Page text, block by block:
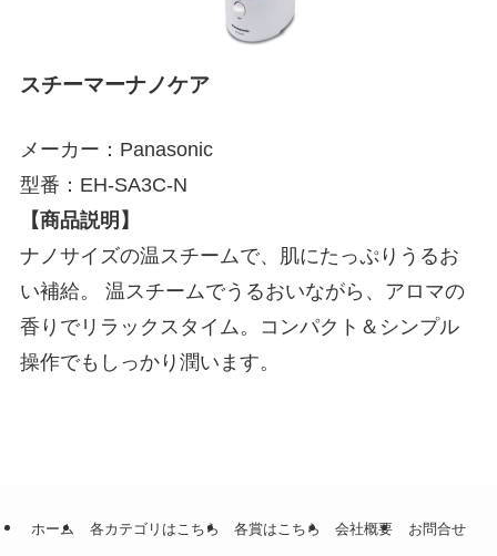
スチーマーナノケア
メーカー：Panasonic
型番：EH-SA3C-N
【商品説明】
ナノサイズの温スチームで、肌にたっぷりうるお
い補給。 温スチームでうるおいながら、アロマの
香りでリラックスタイム。コンパクト＆シンプル
操作でもしっかり潤います。
ホーム 各カテゴリはこちら 各賞はこちら 会社概要 お問合せ